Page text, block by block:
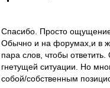
Спасибо. Просто
Обычно и на форумах,и в
пара слов, чтобы
гнетущей ситуации. Но
собой/собственным